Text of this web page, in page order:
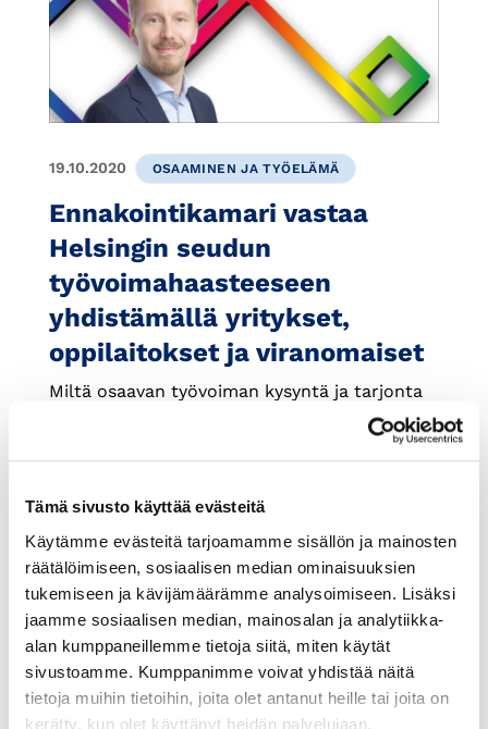
Tämä sivusto käyttää evästeitä
Käytämme evästeitä tarjoamamme sisällön ja mainosten
räätälöimiseen, sosiaalisen median ominaisuuksien
tukemiseen ja kävijämäärämme analysoimiseen. Lisäksi
jaamme sosiaalisen median, mainosalan ja analytiikka-
alan kumppaneillemme tietoja siitä, miten käytät
sivustoamme. Kumppanimme voivat yhdistää näitä
tietoja muihin tietoihin, joita olet antanut heille tai joita on
kerätty, kun olet käyttänyt heidän palvelujaan.
19.10.2020 OSAAMINEN JA TYÖELÄMÄ
Ennakointikamari vastaa
Helsingin seudun
työvoimahaasteeseen
yhdistämällä yritykset,
oppilaitokset ja viranomaiset
Miltä osaavan työvoiman kysyntä ja tarjonta
näyttävät nyt Helsingin seudulla? Entä mikä